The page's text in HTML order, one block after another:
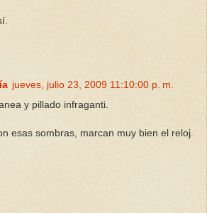
jueves, julio 23, 2009 11:10:00 p. m.
y pillado infraganti.
esas sombras, marcan muy bien el reloj.